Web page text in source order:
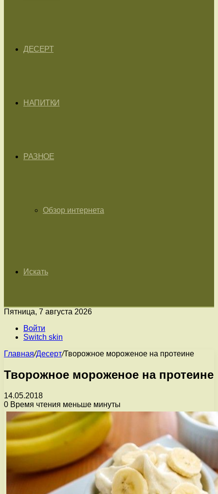
ДЕСЕРТ
НАПИТКИ
РАЗНОЕ
Обзор интернета
Искать
Пятница, 7 августа 2026
Войти
Switch skin
Главная/Десерт/Творожное мороженое на протеине
Творожное мороженое на протеине
14.05.2018
0 Время чтения меньше минуты